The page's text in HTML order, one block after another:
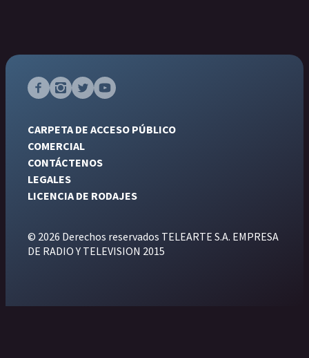
CARPETA DE ACCESO PÚBLICO
COMERCIAL
CONTÁCTENOS
LEGALES
LICENCIA DE RODAJES
© 2026 Derechos reservados TELEARTE S.A. EMPRESA
DE RADIO Y TELEVISION 2015